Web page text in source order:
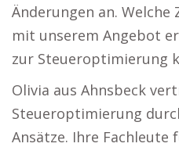
Änderungen an.
mit unserem Angebot
zur Steueroptimierung
Olivia aus Ahnsbeck
Steueroptimierung
Ansätze. Ihre Fachleute